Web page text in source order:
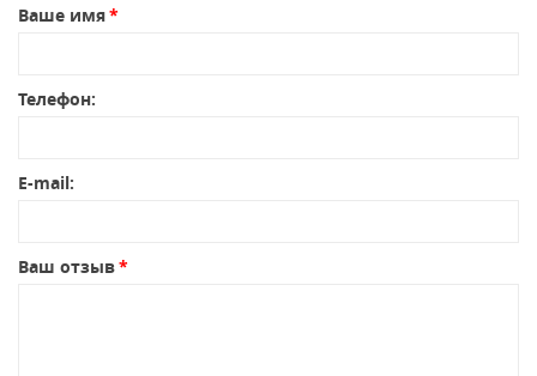
Ваше имя
Телефон:
E-mail:
Ваш отзыв